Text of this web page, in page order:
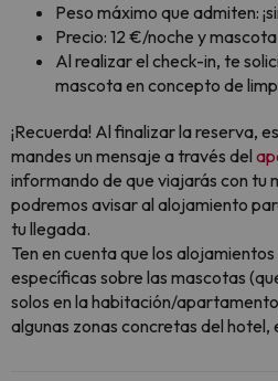
Peso máximo que admiten:
Precio: 12 €/noche y mascota
Al realizar el check-in, te
mascota en concepto de
¡Recuerda! Al finalizar la reserva,
mandes un mensaje a través del
informando de que viajarás con tu
podremos avisar al alojamiento
tu llegada.
Ten en cuenta que los
específicas sobre las mascotas
solos en la habitación/
algunas zonas concretas del hotel,